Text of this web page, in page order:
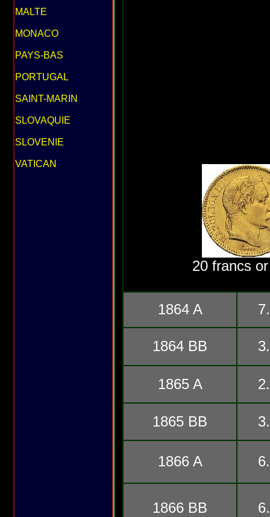
MALTE
MONACO
PAYS-BAS
PORTUGAL
SAINT-MARIN
SLOVAQUIE
SLOVENIE
VATICAN
20 francs
1864 A
1864 BB
1865 A
1865 BB
1866 A
1866 BB